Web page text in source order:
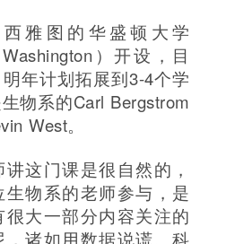
雅图的华盛顿大学
Washington）开设，目
年计划拓展到3-4个学
物系的Carl Bergstrom
West。
这门课是很自然的，
物系的老师参与，是
大一部分内容关注的
诸如用数据说谎、科